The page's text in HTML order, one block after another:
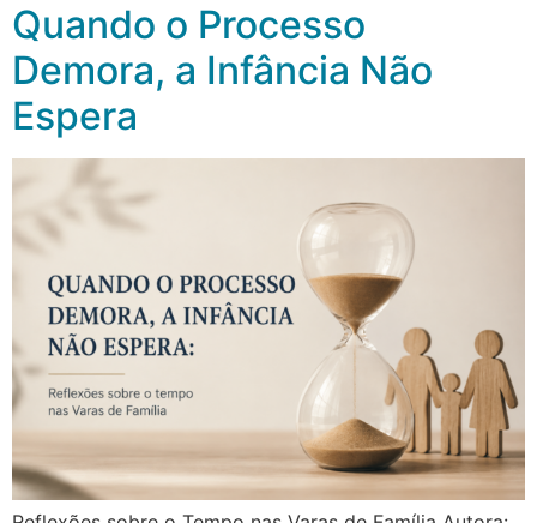
Quando o Processo
Demora, a Infância Não
Espera